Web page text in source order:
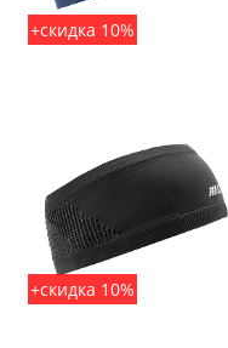
+скидка 10%
+скидка 10%